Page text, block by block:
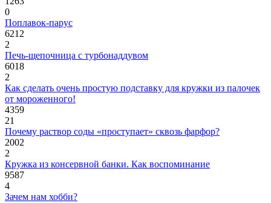
0
Поплавок-парус
6212
2
Печь-щепочница с турбонаддувом
6018
2
Как сделать очень простую подставку для кружки из палочек
от мороженного!
4359
21
Почему раствор соды «проступает» сквозь фарфор?
2002
2
Кружка из консервной банки. Как воспоминание
9587
4
Зачем нам хобби?